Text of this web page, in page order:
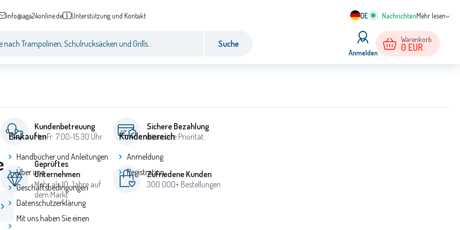
DE Mehr lesen
info@aga24online.de Unterstützung und Kontakt
Suche
Anmelden
Warenkorb
0 EUR
Kundenbetreuung
Mo-Fr: 7.00-15.30 Uhr
Sichere Bezahlung
ist unsere Priorität
Geprüftes
Unternehmen
Mehr als 10 Jahre auf
dem Markt
Zufriedene Kunden
300 000+ Bestellungen
Einkaufen
Handbücher und Anleitungen
Über uns
Geschäftsbedingungen
Datenschutzerklärung
Mit uns haben Sie einen
Kundenbereich
Anmeldung
Registration